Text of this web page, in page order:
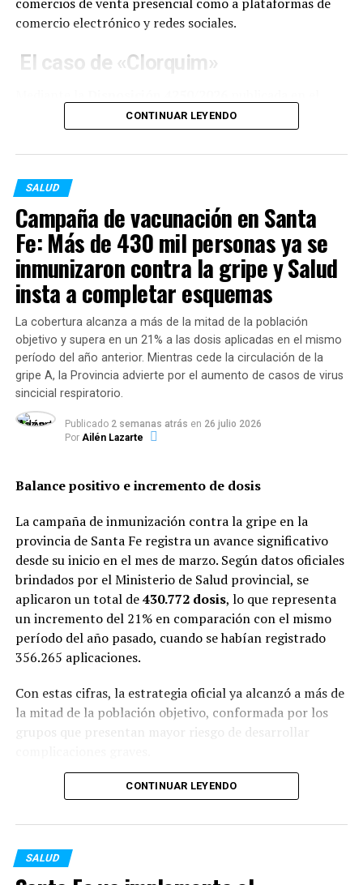
comercio electrónico y redes sociales.
El caso de «Clorquim»
Boletín Oficial, la ANMAT oficializó la prohibición sobre
todos los lotes de desinfectantes, limpiadores y
productos para tratamiento de superficies de la firma
La investigación determinó que los artículos no
contaban con el registro sanitario correspondiente.
Asimismo, la autoridad de control no pudo identificar
un establecimiento habilitado responsable de su
manufactura, lo que impidió verificar las condiciones de
inocuidad y seguridad en las que fueron elaborados.
Inhabilitación para la línea «Clean
Lab»
organismo regulador impuso una restricción idéntica a
la línea de productos domisanitarios de la marca Clean
que se incluyen:
Limpiadores universales y desinfectantes.
Insecticidas de uso doméstico.
Aromatizantes de ambiente.
Artículos para el acabado y embellecimiento de
superficies.
Desde el organismo fiscalizador remarcaron que la
procesos de fabricación de estos insumos.
CONTINUAR LEYENDO
SALUD
Campaña de vacunación en Santa
Fe: Más de 430 mil personas ya se
inmunizaron contra la gripe y Salud
insta a completar esquemas
La cobertura alcanza a más de la mitad de la población
objetivo y supera en un 21% a las dosis aplicadas en el mismo
período del año anterior. Mientras cede la circulación de la
gripe A, la Provincia advierte por el aumento de casos de virus
sincicial respiratorio.
Publicado 2 semanas atrás en 26 julio 2026
Por Ailén Lazarte
Balance positivo e incremento de dosis
La campaña de inmunización contra la gripe en la
provincia de Santa Fe registra un avance significativo
desde su inicio en el mes de marzo. Según datos oficiales
brindados por el Ministerio de Salud provincial, se
aplicaron un total de430.772 dosis, lo que representa
un incremento del 21% en comparación con el mismo
período del año pasado, cuando se habían registrado
356.265 aplicaciones.
Con estas cifras, la estrategia oficial ya alcanzó a más de
la mitad de la población objetivo, conformada por los
grupos que presentan mayor riesgo de desarrollar
Al respecto, la ministra de Salud provincial,
estratégicamente para prevenir el impacto invernal:
“Logramos superar el 50%
CONTINUAR LEYENDO
SALUD